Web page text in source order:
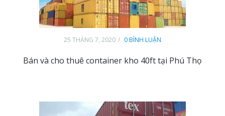
25 THÁNG 7, 2020 0 BÌNH LUẬN
Bán và cho thuê container kho 40ft tại Phú Thọ